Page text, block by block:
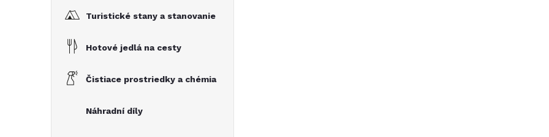
Turistické stany a stanovanie
Hotové jedlá na cesty
Čistiace prostriedky a chémia
Náhradní díly